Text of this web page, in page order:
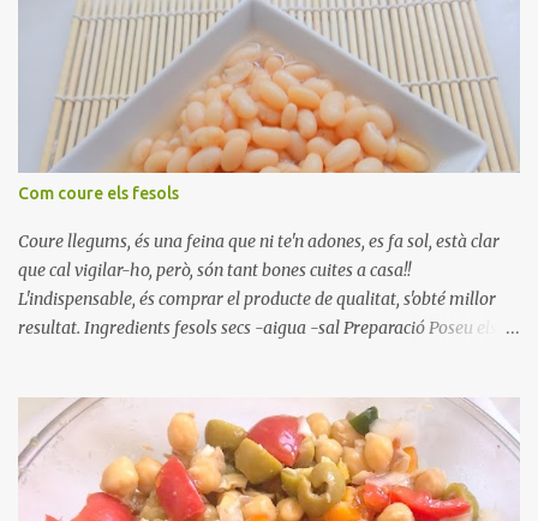
Com coure els fesols
Coure llegums, és una feina que ni te'n adones, es fa sol, està clar
que cal vigilar-ho, però, són tant bones cuites a casa!!
L'indispensable, és comprar el producte de qualitat, s'obté millor
resultat. Ingredients fesols secs -aigua -sal Preparació Poseu els
quan arrenca el bull, canvieu l'aigua bullint, per aigua freda,
repetiu dues o tres vegades, abaixeu el foc i atureu la ebullició, dues
o tres vegades afegint aigua freda, han de coure a foc baix, quasi
be, sense bullir i sempre sempre, amb l'olla tapada, entre 1 hora i 1